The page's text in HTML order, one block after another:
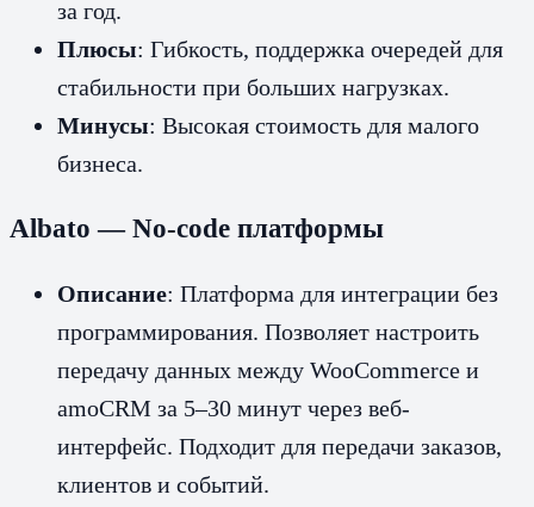
за год.
Плюсы: Гибкость, поддержка очередей для
стабильности при больших нагрузках.
Минусы: Высокая стоимость для малого
бизнеса.
Albato — No-code платформы
Описание: Платформа для интеграции без
программирования. Позволяет настроить
передачу данных между WooCommerce и
amoCRM за 5–30 минут через веб-
интерфейс. Подходит для передачи заказов,
клиентов и событий.